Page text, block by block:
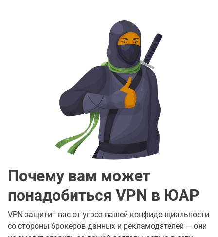
Почему вам может
понадобиться VPN в ЮАР
VPN защитит вас от угроз вашей конфиденциальности
со стороны брокеров данных и рекламодателей — они